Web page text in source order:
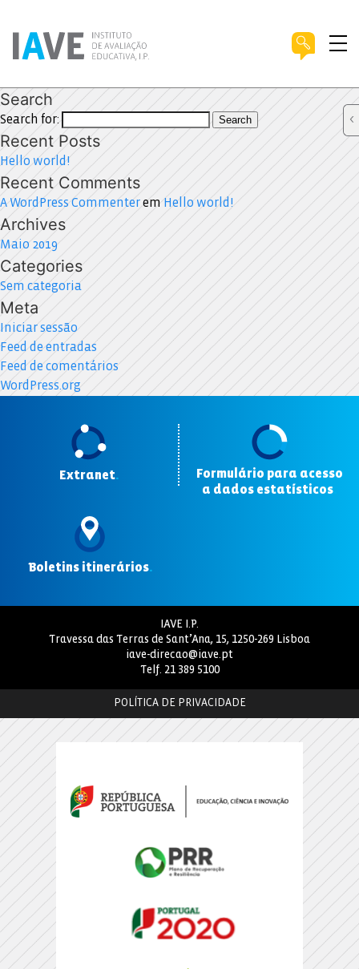
Search
Search for: Search
Recent Posts
Hello world!
Recent Comments
A WordPress Commenterem Hello world!
Archives
Maio 2019
Categories
Sem categoria
Meta
Iniciar sessão
Feed de entradas
Feed de comentários
WordPress.org
Extranet.
Formulário para acesso
a dados estatísticos
Boletins itinerários.
IAVE I.P.
Travessa das Terras de Sant’Ana, 15, 1250-269 Lisboa
iave-direcao@iave.pt
Telf. 21 389 5100
POLÍTICA DE PRIVACIDADE